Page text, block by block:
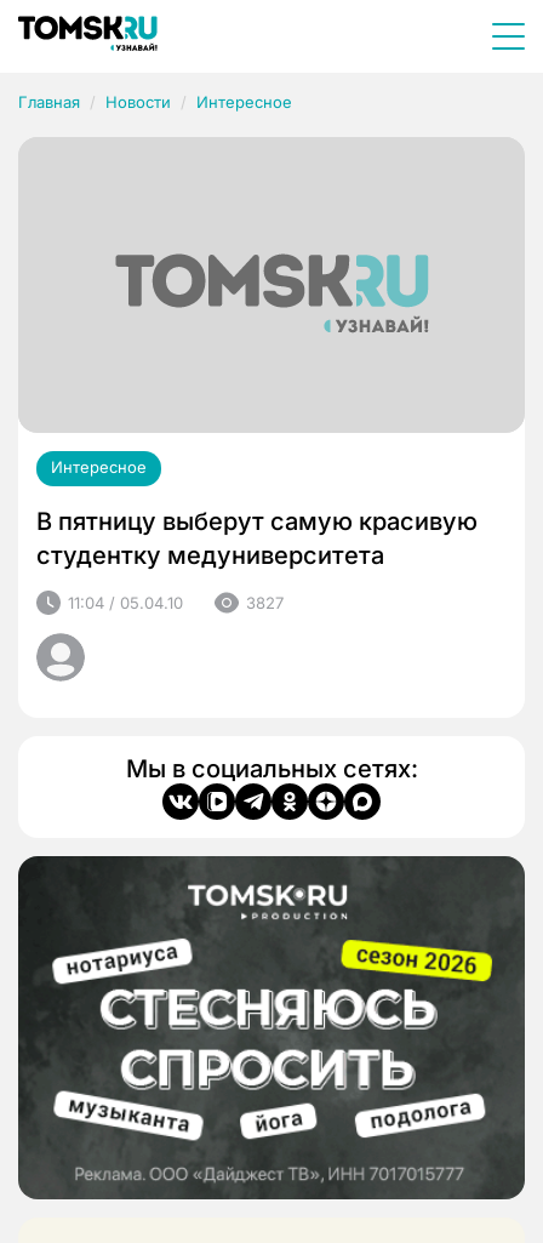
Главная Новости Интересное
Интересное
В пятницу выберут самую красивую
студентку медуниверситета
11:04 / 05.04.10 3827
Мы в социальных сетях: